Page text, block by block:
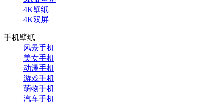
4K壁纸
4K双屏
手机壁纸
风景手机
美女手机
动漫手机
游戏手机
萌物手机
汽车手机